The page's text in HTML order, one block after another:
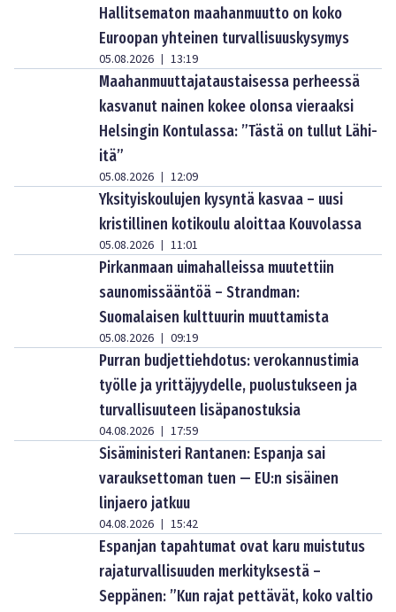
Hallitsematon maahanmuutto on koko
Euroopan yhteinen turvallisuuskysymys
05.08.2026 | 13:19
Maahanmuuttajataustaisessa perheessä
kasvanut nainen kokee olonsa vieraaksi
Helsingin Kontulassa: ”Tästä on tullut Lähi-
itä”
05.08.2026 | 12:09
Yksityiskoulujen kysyntä kasvaa – uusi
kristillinen kotikoulu aloittaa Kouvolassa
05.08.2026 | 11:01
Pirkanmaan uimahalleissa muutettiin
saunomissääntöä – Strandman:
Suomalaisen kulttuurin muuttamista
05.08.2026 | 09:19
Purran budjettiehdotus: verokannustimia
työlle ja yrittäjyydelle, puolustukseen ja
turvallisuuteen lisäpanostuksia
04.08.2026 | 17:59
Sisäministeri Rantanen: Espanja sai
varauksettoman tuen — EU:n sisäinen
linjaero jatkuu
04.08.2026 | 15:42
Espanjan tapahtumat ovat karu muistutus
rajaturvallisuuden merkityksestä –
Seppänen: ”Kun rajat pettävät, koko valtio